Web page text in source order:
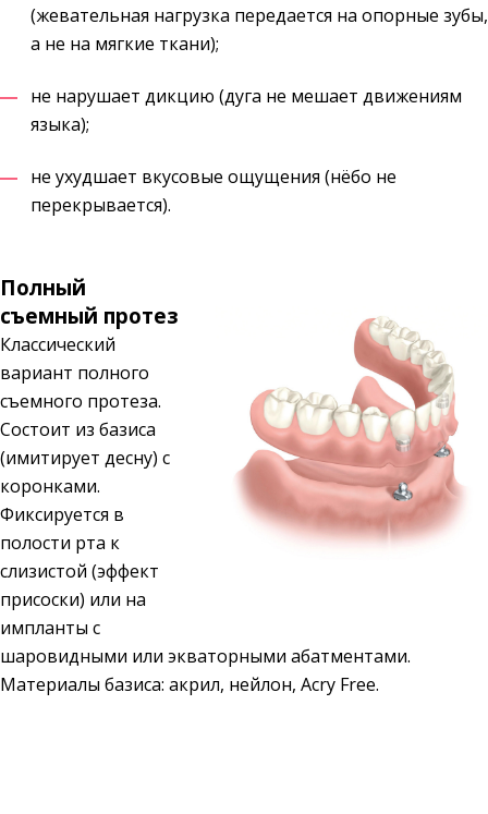
(жевательная нагрузка передается на опорные зубы,
а не на мягкие ткани);
не нарушает дикцию (дуга не мешает движениям
языка);
не ухудшает вкусовые ощущения (нёбо не
перекрывается).
Полный
съемный протез
Классический
вариант полного
съемного протеза.
Состоит из базиса
(имитирует десну) с
коронками.
Фиксируется в
полости рта к
слизистой (эффект
присоски) или на
импланты с
шаровидными или экваторными абатментами.
Материалы базиса: акрил, нейлон, Acry Free.